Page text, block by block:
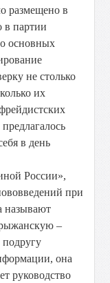
размещено в
партии
основных
не столько
их
в день
России»,
при
называют
–
она
руководство